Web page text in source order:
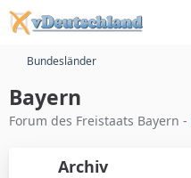
Bundesländer
Bayern
Forum des Freistaats Bayern -
Archiv